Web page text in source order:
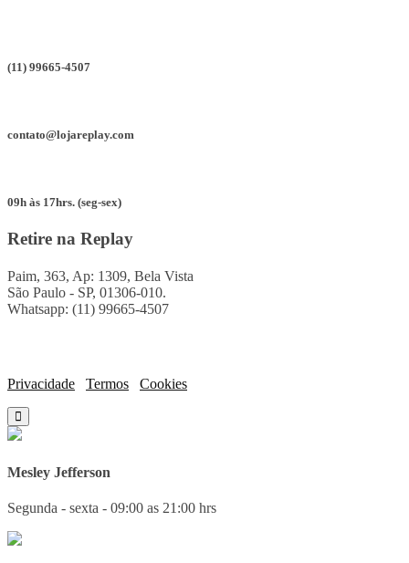
(11) 99665-4507
contato@lojareplay.com
09h às 17hrs. (seg-sex)
Retire na Replay
Paim, 363, Ap: 1309, Bela Vista
São Paulo - SP, 01306-010.
Whatsapp: (11) 99665-4507
Privacidade Termos Cookies
Mesley Jefferson
Segunda - sexta - 09:00 as 21:00 hrs